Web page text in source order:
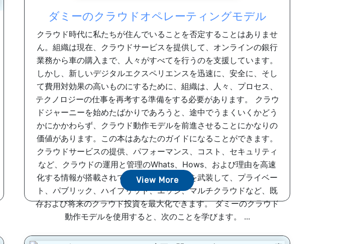
ダミーのクラウドオペレーティングモデル
クラウド時代に私たちが住んでいることを否定することはありませ
ん。組織は現在、クラウドサービスを提供して、オンラインの銀行
業務から車の購入まで、人々がすべてを行うのを支援しています。
しかし、新しいデジタルエクスペリエンスを迅速に、安全に、そし
て費用対効果の高いものにするために、組織は、人々、プロセス、
テクノロジーの仕事を再考する準備をする必要があります。 クラウ
ドジャーニーを始めたばかりであろうと、途中でうまくいくかどう
かにかかわらず、クラウド動作モデルを前進させることにかなりの
価値があります。この本はあなたのガイドになることができます。
クラウドサービスの提供、パフォーマンス、コスト、セキュリティ
など、クラウドの運用と管理のWhats、Hows、および理由を高速
化する情報が搭載されています。その知識を武装して、プライベー
ト、パブリック、ハイブリッド、エッジ、マルチクラウドなど、既
存および将来のクラウド投資を最大化できます。 ダミーのクラウド
動作モデルを使用すると、次のことを学びます。 ...
View More